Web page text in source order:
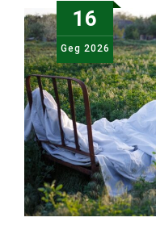
16
Geg 2026